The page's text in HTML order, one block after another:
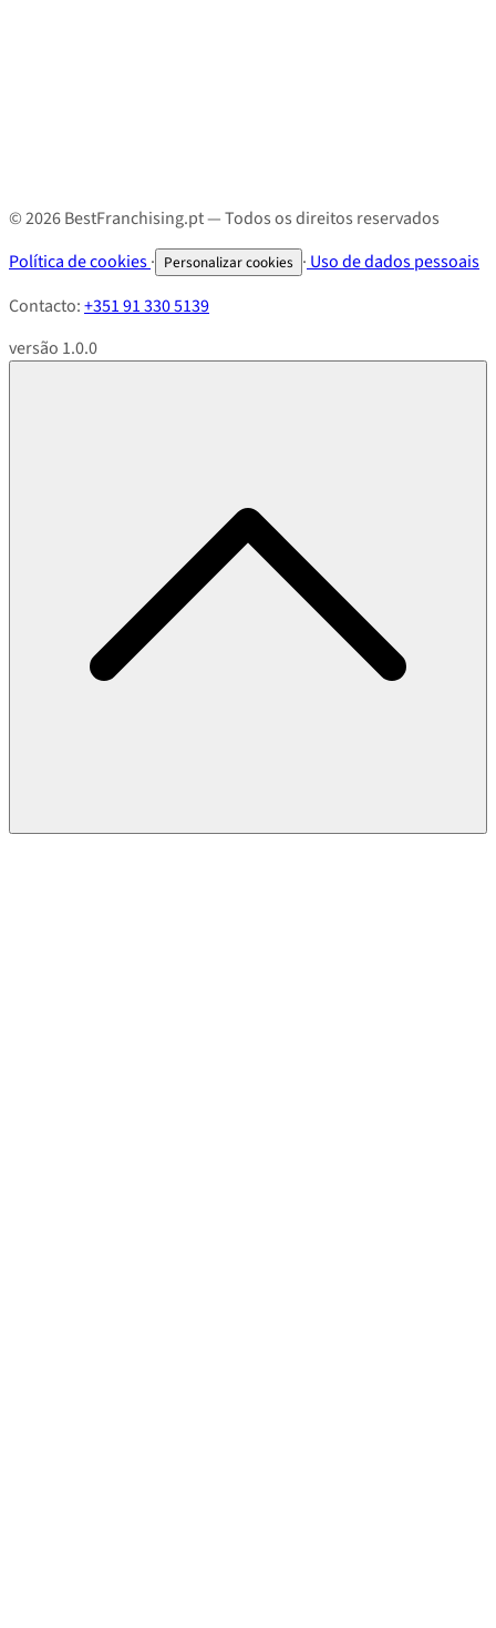
© 2026 BestFranchising.pt — Todos os direitos reservados
Política de cookies· Personalizar cookies · Uso de dados pessoais
Contacto:+351 91 330 5139
versão 1.0.0